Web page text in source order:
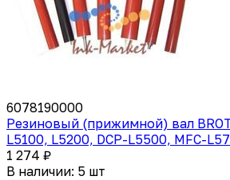
6078190000
Резиновый (прижимной) вал
L5100, L5200, DCP-L5500, MFC-
1 274 ₽
В наличии: 5 шт